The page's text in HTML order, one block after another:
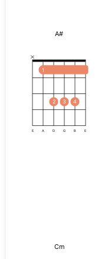
A#
1
2 3 4
E A D G B E
Cm